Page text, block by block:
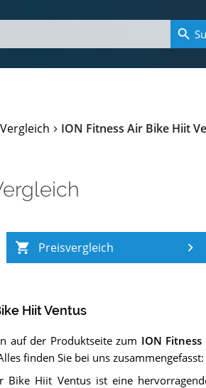
ION Fitness Air Bike Hiit
Preisvergleich
Hiit Ventus
auf der Produktseite zum ION
finden Sie bei uns zusammengefasst:
Bike Hiit Ventus ist eine